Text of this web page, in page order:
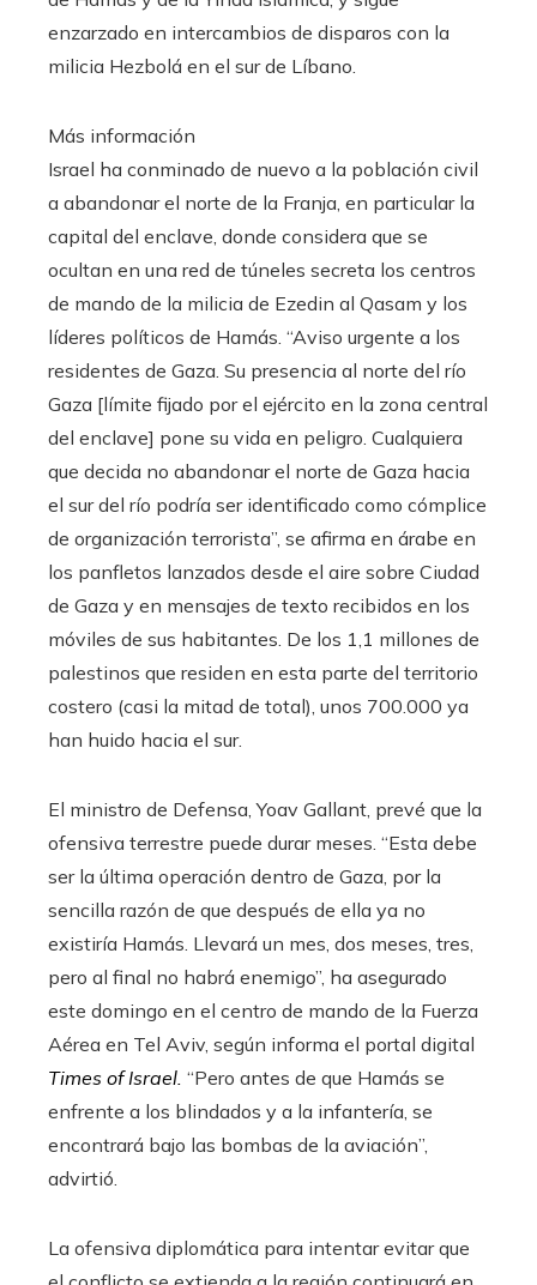
enzarzado en intercambios de disparos con la
milicia Hezbolá en el sur de Líbano.
Más información
Israel ha conminado de nuevo a la población civil
a abandonar el norte de la Franja, en particular la
capital del enclave, donde considera que se
ocultan en una red de túneles secreta los centros
de mando de la milicia de Ezedin al Qasam y los
líderes políticos de Hamás. “Aviso urgente a los
residentes de Gaza. Su presencia al norte del río
Gaza [límite fijado por el ejército en la zona central
del enclave] pone su vida en peligro. Cualquiera
que decida no abandonar el norte de Gaza hacia
el sur del río podría ser identificado como cómplice
de organización terrorista”, se afirma en árabe en
los panfletos lanzados desde el aire sobre Ciudad
de Gaza y en mensajes de texto recibidos en los
móviles de sus habitantes. De los 1,1 millones de
palestinos que residen en esta parte del territorio
costero (casi la mitad de total), unos 700.000 ya
han huido hacia el sur.
El ministro de Defensa, Yoav Gallant, prevé que la
ofensiva terrestre puede durar meses. “Esta debe
ser la última operación dentro de Gaza, por la
sencilla razón de que después de ella ya no
existiría Hamás. Llevará un mes, dos meses, tres,
pero al final no habrá enemigo”, ha asegurado
este domingo en el centro de mando de la Fuerza
Aérea en Tel Aviv, según informa el portal digital
Times of Israel. “Pero antes de que Hamás se
enfrente a los blindados y a la infantería, se
encontrará bajo las bombas de la aviación”,
advirtió.
La ofensiva diplomática para intentar evitar que